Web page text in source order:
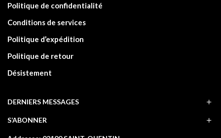
Politique de confidentialité
Conditions de services
Politique d’expédition
Politique de retour
Désistement
DERNIERS MESSAGES
S’ABONNER